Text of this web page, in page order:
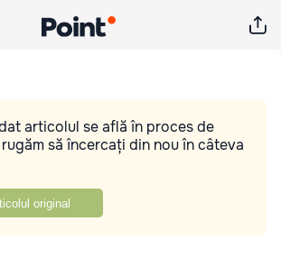
articolul se află în proces de
să încercați din nou în câteva
original